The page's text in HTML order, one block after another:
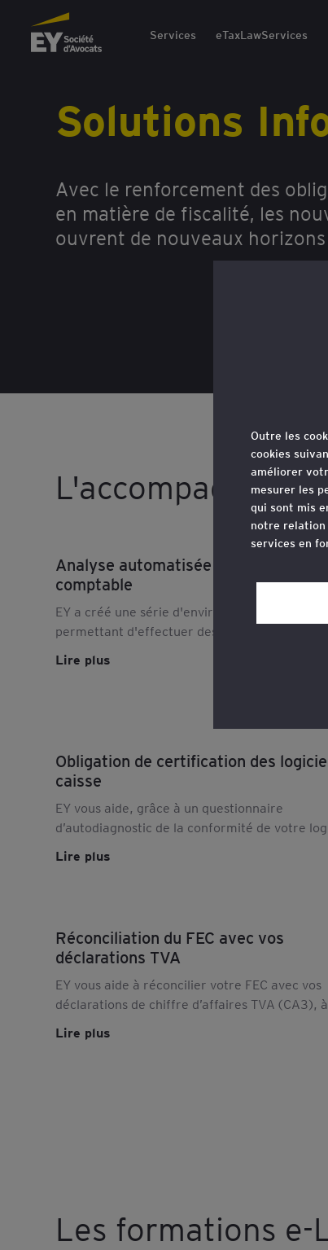
EY Société d'Avocats
Services eTaxLawServices
Solutions
Avec le renforcement des
en matière de fiscalité, les
ouvrent de nouveaux
Analyse automatisée du FEC :
comptable
EY a créé une série d'environ 60 tests
permettant d'effectuer des contrôles à l'image
Lire plus
Obligation de certification des
caisse
EY vous aide, grâce à un questionnaire
d’autodiagnostic de la conformité de votre
auprès des organismes accrédités.
Lire plus
Réconciliation du FEC avec vos
déclarations TVA
EY vous aide à réconcilier votre FEC avec vos
déclarations de chiffre d’affaires TVA (CA3),
eServices.
Lire plus
Les formations e-
Outre les
cookies
améliorer
mesurer les
qui sont mis
notre relation
services en
site web,